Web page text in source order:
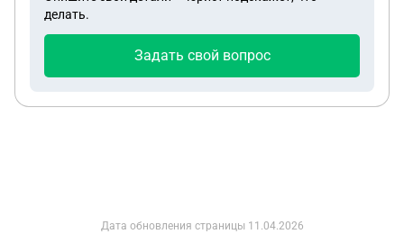
директоров на ставку 0,5 и увеличение оклада
делать.
Задать свой вопрос
Дата обновления страницы 11.04.2026